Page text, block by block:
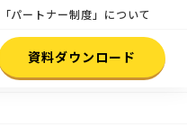
「パートナー制度」について
資料ダウンロード